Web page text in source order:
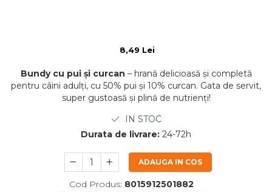
8,49 Lei
Bundy cu pui și curcan – hrană delicioasă și completă
pentru câini adulți, cu 50% pui și 10% curcan. Gata de servit,
super gustoasă și plină de nutrienți!
IN STOC
Durata de livrare: 24-72h
ADAUGA IN COS
Cod Produs: 8015912501882